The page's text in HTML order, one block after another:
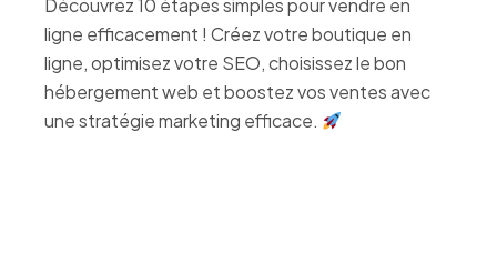
Découvrez 10 étapes simples pour vendre en
ligne efficacement ! Créez votre boutique en
ligne, optimisez votre SEO, choisissez le bon
hébergement web et boostez vos ventes avec
une stratégie marketing efficace.